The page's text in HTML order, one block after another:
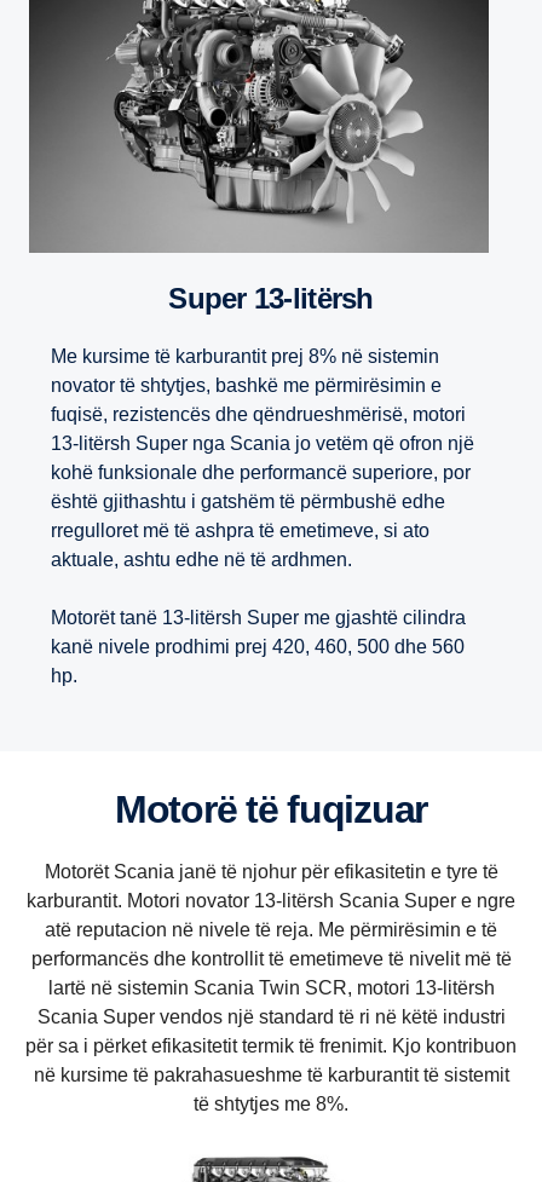
Super 13-litërsh
Me kursime të karburantit prej 8% në sistemin
novator të shtytjes, bashkë me përmirësimin e
fuqisë, rezistencës dhe qëndrueshmërisë, motori
13-litërsh Super nga Scania jo vetëm që ofron një
kohë funksionale dhe performancë superiore, por
është gjithashtu i gatshëm të përmbushë edhe
rregulloret më të ashpra të emetimeve, si ato
aktuale, ashtu edhe në të ardhmen.
Motorët tanë 13-litërsh Super me gjashtë cilindra
kanë nivele prodhimi prej 420, 460, 500 dhe 560
hp.
Motorë të fuqizuar
Motorët Scania janë të njohur për efikasitetin e tyre të
karburantit. Motori novator 13-litërsh Scania Super e ngre
atë reputacion në nivele të reja. Me përmirësimin e të
performancës dhe kontrollit të emetimeve të nivelit më të
lartë në sistemin Scania Twin SCR, motori 13-litërsh
Scania Super vendos një standard të ri në këtë industri
për sa i përket efikasitetit termik të frenimit. Kjo kontribuon
në kursime të pakrahasueshme të karburantit të sistemit
të shtytjes me 8%.